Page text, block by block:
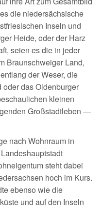
die niedersächsische
Inseln und
Heide, oder der Harz
seien es die in jeder
Braunschweiger Land,
der Weser, die
das Oldenburger
kleinen
Großstadtleben —
nach Wohnraum in
steht dabei
hoch im Kurs.
ebenso wie die
und auf den Inseln